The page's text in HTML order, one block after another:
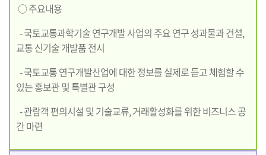
○ 주요내용
- 국토교통과학기술 연구개발 사업의 주요 연구 성과물과 건설,
교통 신기술 개발품 전시
- 국토교통 연구개발산업에 대한 정보를 실제로 듣고 체험할 수
있는 홍보관 및 특별관 구성
- 관람객 편의시설 및 기술교류, 거래활성화를 위한 비즈니스 공
간 마련